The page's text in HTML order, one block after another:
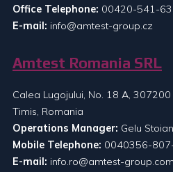
Office Telephone: 00420-541-
E-mail: info@amtest-group.cz
Amtest Romania SRL
Calea Lugojului, No. 18 A, 307200
Timis, Romania
Operations Manager: Gelu Stoian
Mobile Telephone: 0040356-
E-mail: info.ro@amtest-group.com